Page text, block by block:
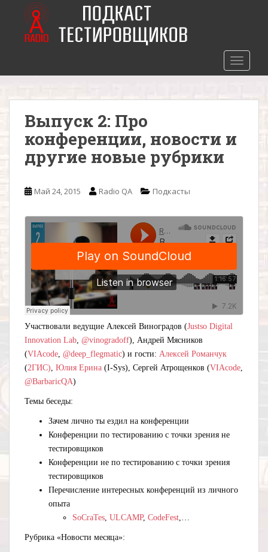
o
Выпуск 2: Про
конференции, новости и
другие новые рубрики
Май 24, 2015 Radio QA Подкасты
Участвовали ведущие Алексей Виноградов (Justso Digital
Innovation Lab, @vinogradoff), Андрей Мясников
(VIAcode, @deep_flegmatic) и гости: Алексей Романчук
(2ГИС), Юлия Ерина (I-Sys), Сергей Атрощенков (VIAcode,
@BarbaricQA)
Темы беседы:
Зачем лично ты ездил на конференции
Конференции по тестированию с точки зрения не
тестировщиков
Конференции не по тестированию с точки зрения
тестировщиков
Перечисление интересных конференций из личного
опыта
SoCraTes, ULCAMP, CodeFest,…
Рубрика «Новости месяца»: